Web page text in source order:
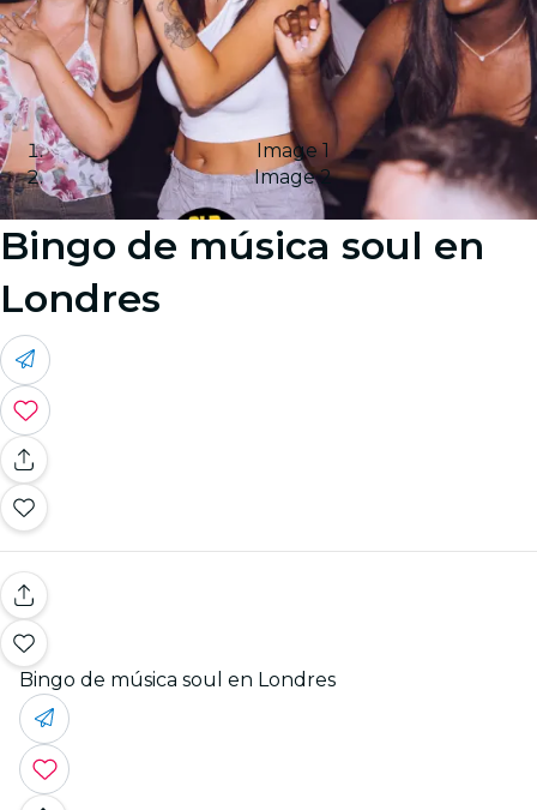
Image 1
Image 2
Bingo de música soul en
Londres
Bingo de música soul en Londres